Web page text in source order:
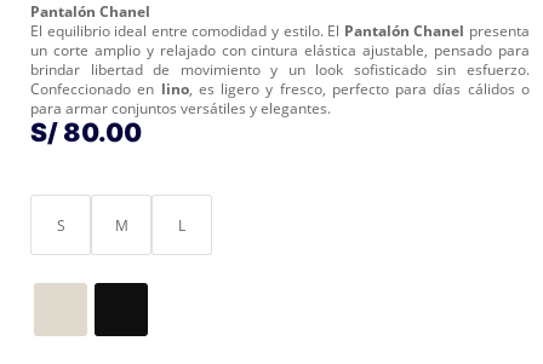
Pantalón Chanel
El equilibrio ideal entre comodidad y estilo. El Pantalón Chanel presenta
un corte amplio y relajado con cintura elástica ajustable, pensado para
brindar libertad de movimiento y un look sofisticado sin esfuerzo.
Confeccionado en lino, es ligero y fresco, perfecto para días cálidos o
para armar conjuntos versátiles y elegantes.
S/ 80.00
S M L